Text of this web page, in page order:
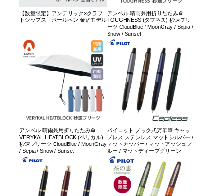
【数量限定】アンテリック×クラフ
トシップス｜ボールペン 金箔モデル
アンベル 晴雨兼用折りたたみ傘
TOUGHNESS (タフネス) 秒速プリ
ーツ CloudBlue / MoonGray / Sepia /
Snow / Sunset
アンベル 晴雨兼用折りたたみ傘
VERYKAL HEATBLOCK (ベリカル)
秒速プリーツ CloudBlue / MoonGray
/ Sepia / Snow / Sunset
パイロット ノック式万年筆 キャッ
プレス ステンレス マットシルバー /
マットカッパー / マットアッシュブ
ルー / マットディープグリーン